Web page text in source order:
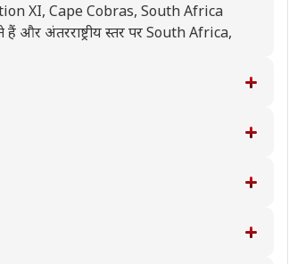
XI, Cape Cobras, South Africa
अंतरराष्ट्रीय स्तर पर South Africa,